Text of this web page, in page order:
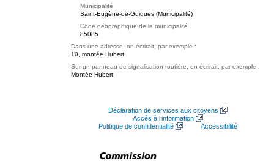
Municipalité
Saint-Eugène-de-Guigues (Municipalité)
Code géographique de la municipalité
85085
Dans une adresse, on écrirait, par exemple :
10, montée Hubert
Sur un panneau de signalisation routière, on écrirait, par exemple :
Montée Hubert
Déclaration de services aux citoyens
Accès à l’information
Politique de confidentialité
Accessibilité